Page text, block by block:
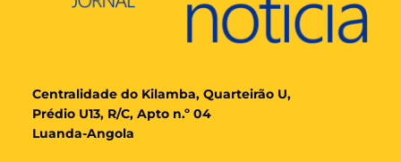
Centralidade do Kilamba, Quarteirão U,
Prédio U13, R/C, Apto n.º 04
Luanda-Angola